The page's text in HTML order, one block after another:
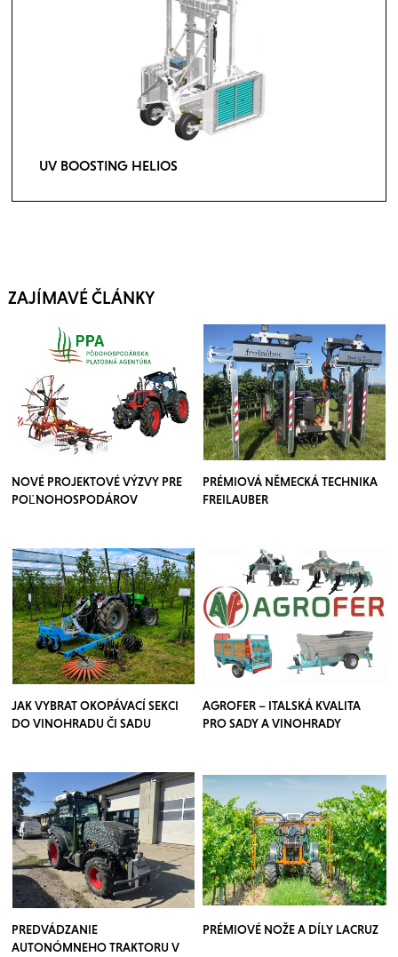
UV BOOSTING HELIOS
ZAJÍMAVÉ ČLÁNKY
NOVÉ PROJEKTOVÉ VÝZVY PRE
POĽNOHOSPODÁROV
PRÉMIOVÁ NĚMECKÁ TECHNIKA
FREILAUBER
JAK VYBRAT OKOPÁVACÍ SEKCI
DO VINOHRADU ČI SADU
AGROFER – ITALSKÁ KVALITA
PRO SADY A VINOHRADY
PREDVÁDZANIE
AUTONÓMNEHO TRAKTORU V
PRÉMIOVÉ NOŽE A DÍLY LACRUZ